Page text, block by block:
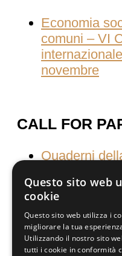
Economia
comuni – VI
novembre
CALL FOR
Quaderni
Consumati
culture e
vita
Questo sito web
cookie
Questo sito web utilizza i
migliorare la tua
Utilizzando il nostro sito
tutti i cookie in conformità